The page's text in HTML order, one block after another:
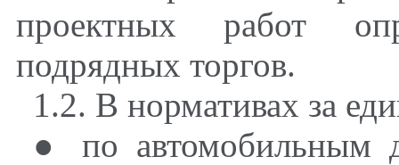
проектных работ
подрядных торгов.
1.2. В нормативах за
● по автомобильным